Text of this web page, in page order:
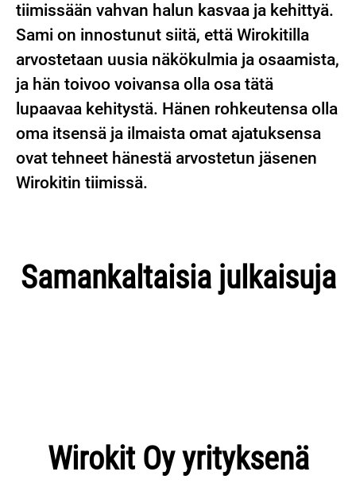
tiimissään vahvan halun kasvaa ja kehittyä.
Sami on innostunut siitä, että Wirokitilla
arvostetaan uusia näkökulmia ja osaamista,
ja hän toivoo voivansa olla osa tätä
lupaavaa kehitystä. Hänen rohkeutensa olla
oma itsensä ja ilmaista omat ajatuksensa
ovat tehneet hänestä arvostetun jäsenen
Wirokitin tiimissä.
Samankaltaisia julkaisuja
Kari Erasvuo: Jatkuvaa oppimista
ja rohkeaa haasteisiin
heittäytymistä Wirokitilla
Wirokitin korkealta ja kovaa -
asenne toimitusjohtaja Tuukka
Basso perustana bändissämme:
Mikan vahva osaaminen
Wirokit Oy yrityksenä